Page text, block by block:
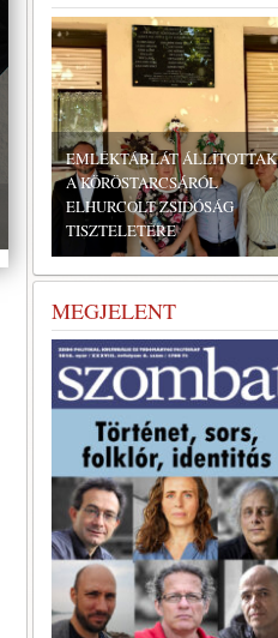
EMLÉKTÁBLÁT ÁLLÍTOTTAK
A KÖRÖSTARCSÁRÓL
ELHURCOLT ZSIDÓSÁG
TISZTELETÉRE
MEGJELENT